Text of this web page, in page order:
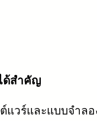
ด้สำคัญ
วร์และแบบจำลอ